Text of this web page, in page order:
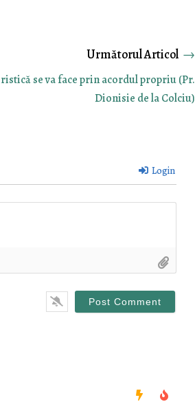
se va face prin acordul propriu (Pr.
Dionisie de la Colciu)
→
Login